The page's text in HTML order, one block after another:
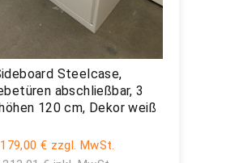
Steelcase,
abschließbar, 3
120 cm, Dekor weiß
179,00 € zzgl. MwSt.